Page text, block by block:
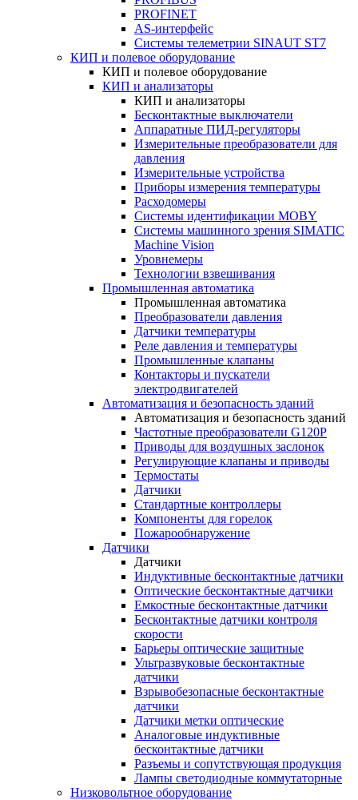
PROFINET
AS-интерфейс
Системы телеметрии SINAUT ST7
КИП и полевое оборудование
КИП и полевое оборудование
КИП и анализаторы
КИП и анализаторы
Бесконтактные выключатели
Аппаратные ПИД-регуляторы
Измерительные преобразователи для
давления
Измерительные устройства
Приборы измерения температуры
Расходомеры
Системы идентификации MOBY
Системы машинного зрения SIMATIC
Machine Vision
Уровнемеры
Технологии взвешивания
Промышленная автоматика
Промышленная автоматика
Преобразователи давления
Датчики температуры
Реле давления и температуры
Промышленные клапаны
Контакторы и пускатели
электродвигателей
Автоматизация и безопасность зданий
Автоматизация и безопасность зданий
Частотные преобразователи G120P
Приводы для воздушных заслонок
Регулирующие клапаны и приводы
Термостаты
Датчики
Стандартные контроллеры
Компоненты для горелок
Пожарообнаружение
Датчики
Датчики
Индуктивные бесконтактные датчики
Оптические бесконтактные датчики
Емкостные бесконтактные датчики
Бесконтактные датчики контроля
скорости
Барьеры оптические защитные
Ультразвуковые бесконтактные
датчики
Взрывобезопасные бесконтактные
датчики
Датчики метки оптические
Аналоговые индуктивные
бесконтактные датчики
Разъемы и сопутствующая продукция
Лампы светодиодные коммутаторные
Низковольтное оборудование